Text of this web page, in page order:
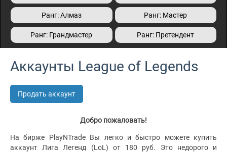
Ранг: Алмаз Ранг: Мастер
Ранг: Грандмастер Ранг: Претендент
Аккаунты League of Legends
Продать аккаунт
Добро пожаловать!
На бирже PlayNTrade Вы легко и быстро можете купить
аккаунт Лига Легенд (LoL) от 180 руб. Это недорого и